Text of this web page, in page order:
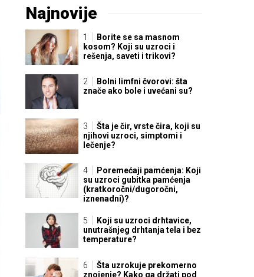
Najnovije
Borite se sa masnom
kosom? Koji su uzroci i
rešenja, saveti i trikovi?
Bolni limfni čvorovi: šta
znače ako bole i uvećani su?
Šta je čir, vrste čira, koji su
njihovi uzroci, simptomi i
lečenje?
Poremećaji pamćenja: Koji
su uzroci gubitka pamćenja
(kratkoročni/dugoročni,
iznenadni)?
Koji su uzroci drhtavice,
unutrašnjeg drhtanja tela i bez
temperature?
Šta uzrokuje prekomerno
znojenje? Kako ga držati pod